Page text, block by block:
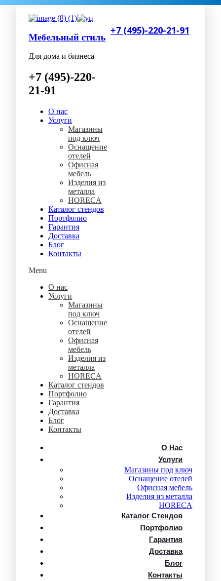
Мебельный стиль
Для дома и бизнеса
+7 (495)-220-
21-91
О нас
Услуги
Магазины
под ключ
Оснащение
отелей
Офисная
мебель
Изделия из
металла
HORECA
Каталог стендов
Портфолио
Гарантия
Доставка
Блог
Контакты
Menu
О нас
Услуги
Магазины
под ключ
Оснащение
отелей
Офисная
мебель
Изделия из
металла
HORECA
Каталог стендов
Портфолио
Гарантия
Доставка
Блог
Контакты
О Нас
Услуги
Магазины под ключ
Оснащение отелей
Офисная мебель
Изделия из металла
HORECA
Каталог Стендов
Портфолио
Гарантия
Доставка
Блог
Контакты
+7 (495)-220-21-91